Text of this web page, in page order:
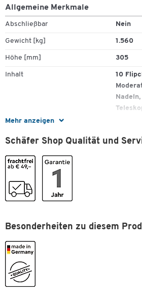
Mehr anzeigen
Allgemeine Merkmale
Abschließbar Nein
Gewicht [kg] 1.560
Höhe [mm] 305
Inhalt
10
Material
Tiefe [mm] 61
Farben
Farbe
Maße
Schäfer Shop Qualität und
Besonderheiten zu diesem
Zum Zoomen